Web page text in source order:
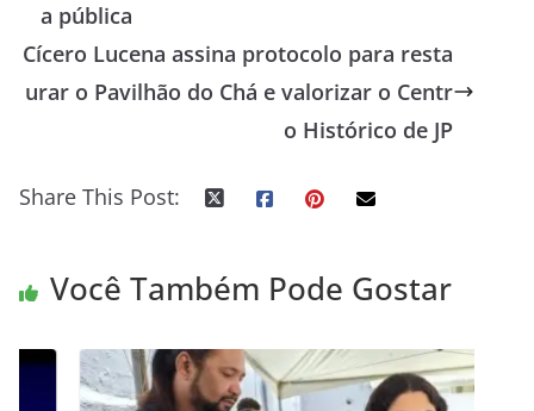
a pública
Cícero Lucena assina protocolo para resta
urar o Pavilhão do Chá e valorizar o Centr
o Histórico de JP
Share This Post:
Você Também Pode Gostar